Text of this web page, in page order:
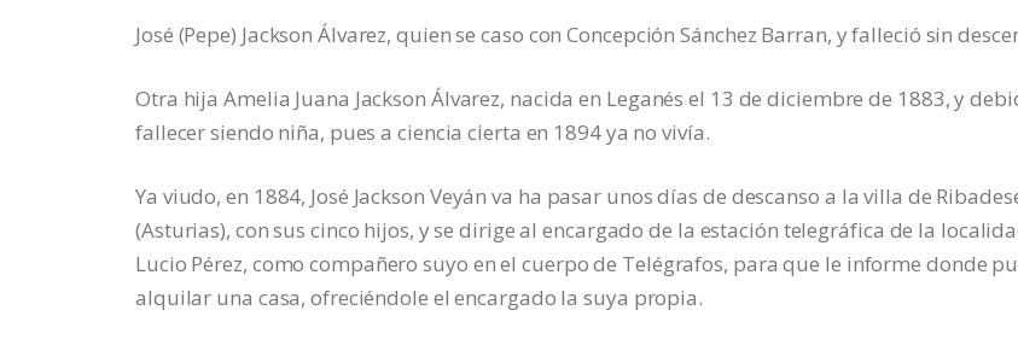
José (Pepe) Jackson Álvarez, quien se caso con Concepción Sánchez Barran, y falleció sin
Otra hija Amelia Juana Jackson Álvarez, nacida en Leganés el 13 de diciembre de 1883, y
fallecer siendo niña, pues a ciencia cierta en 1894 ya no vivía.
Ya viudo, en 1884, José Jackson Veyán va ha pasar unos días de descanso a la villa de
(Asturias), con sus cinco hijos, y se dirige al encargado de la estación telegráfica de la
Lucio Pérez, como compañero suyo en el cuerpo de Telégrafos, para que le informe donde
alquilar una casa, ofreciéndole el encargado la suya propia.